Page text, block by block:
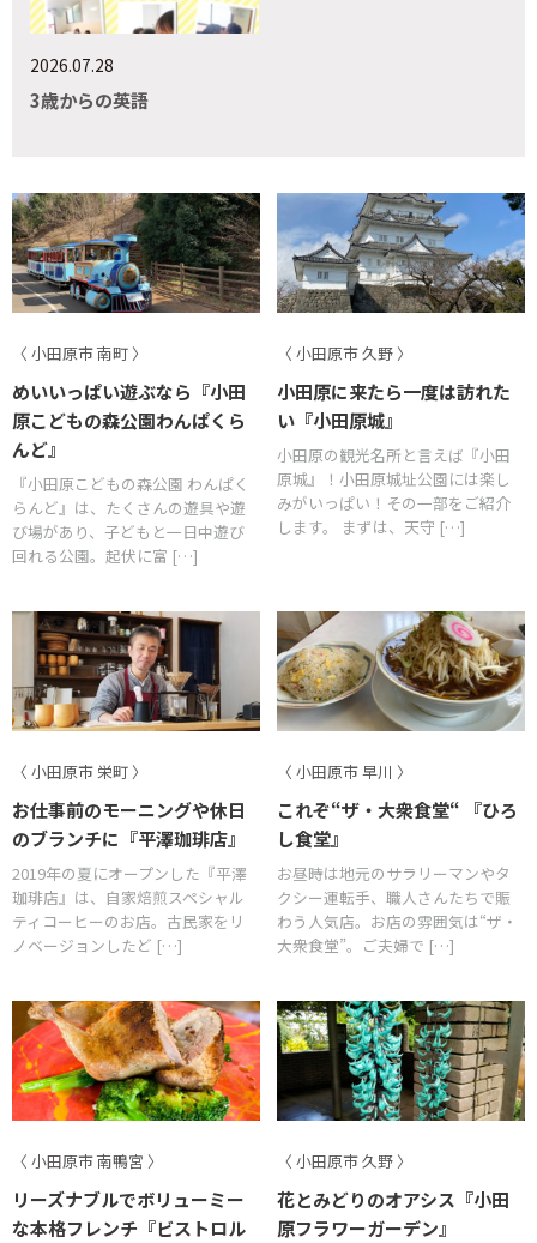
2026.07.28
3歳からの英語
〈 小田原市 南町 〉
めいいっぱい遊ぶなら『小田
原こどもの森公園わんぱくら
んど』
『小田原こどもの森公園 わんぱく
らんど』は、たくさんの遊具や遊
び場があり、子どもと一日中遊び
回れる公園。起伏に富 […]
〈 小田原市 久野 〉
小田原に来たら一度は訪れた
い『小田原城』
小田原の観光名所と言えば『小田
原城』！小田原城址公園には楽し
みがいっぱい！その一部をご紹介
します。 まずは、天守 […]
〈 小田原市 栄町 〉
お仕事前のモーニングや休日
のブランチに『平澤珈琲店』
2019年の夏にオープンした『平澤
珈琲店』は、自家焙煎スペシャル
ティコーヒーのお店。古民家をリ
ノベージョンしたど […]
〈 小田原市 早川 〉
これぞ“ザ・大衆食堂“ 『ひろ
し食堂』
お昼時は地元のサラリーマンやタ
クシー運転手、職人さんたちで賑
わう人気店。お店の雰囲気は“ザ・
大衆食堂”。ご夫婦で […]
〈 小田原市 南鴨宮 〉
リーズナブルでボリューミー
な本格フレンチ『ビストロル
〈 小田原市 久野 〉
花とみどりのオアシス『小田
原フラワーガーデン』